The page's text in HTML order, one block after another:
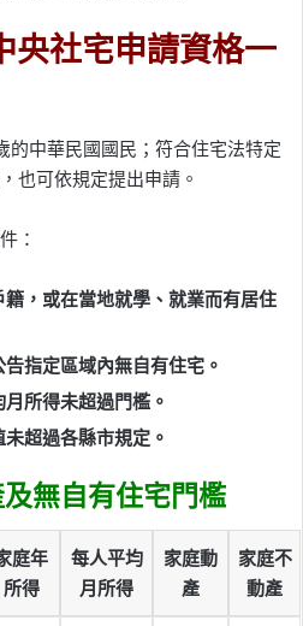
央社宅申請資格一
的中華民國國民；符合住宅法特定
也可依規定提出申請。
：
，或在當地就學、就業而有居住
指定區域內無自有住宅。
所得未超過門檻。
超過各縣市規定。
無自有住宅門檻
庭年
所得
每人平均
月所得
家庭動
產
家庭不
動產